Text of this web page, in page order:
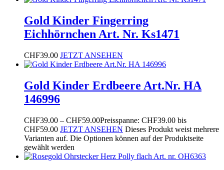
Gold Kinder Fingerring
Eichhörnchen Art. Nr. Ks1471
CHF39.00 JETZT ANSEHEN
Gold Kinder Erdbeere Art.Nr. HA
146996
CHF39.00 – CHF59.00Preisspanne: CHF39.00 bis
CHF59.00 JETZT ANSEHEN Dieses Produkt weist mehrere
Varianten auf. Die Optionen können auf der Produktseite
gewählt werden